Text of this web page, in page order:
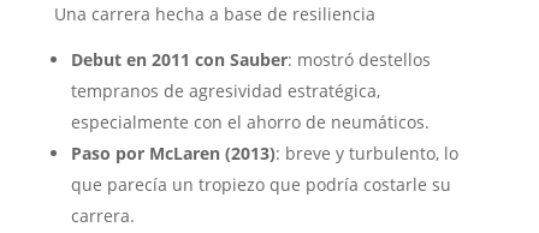
Una carrera hecha a base de resiliencia
Debut en 2011 con Sauber: mostró destellos
tempranos de agresividad estratégica,
especialmente con el ahorro de neumáticos.
Paso por McLaren (2013): breve y turbulento, lo
que parecía un tropiezo que podría costarle su
carrera.